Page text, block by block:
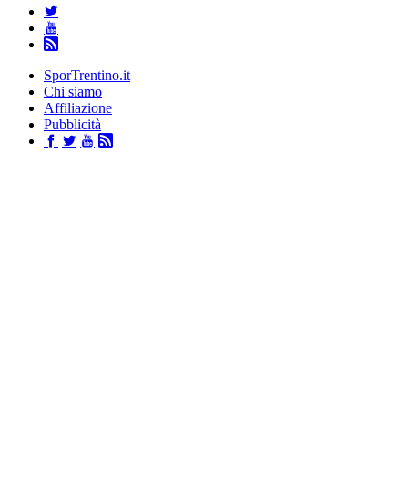
SporTrentino.it
Chi siamo
Affiliazione
Pubblicità